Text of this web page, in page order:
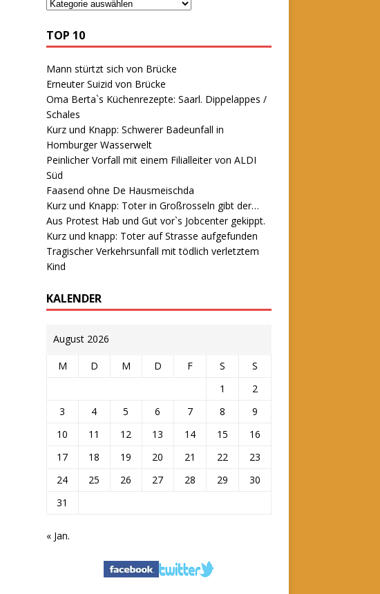
TOP 10
Mann stürtzt sich von Brücke
Erneuter Suizid von Brücke
Oma Berta`s Küchenrezepte: Saarl. Dippelappes /
Schales
Kurz und Knapp: Schwerer Badeunfall in
Homburger Wasserwelt
Peinlicher Vorfall mit einem Filialleiter von ALDI
Süd
Faasend ohne De Hausmeischda
Kurz und Knapp: Toter in Großrosseln gibt der…
Aus Protest Hab und Gut vor`s Jobcenter gekippt.
Kurz und knapp: Toter auf Strasse aufgefunden
Tragischer Verkehrsunfall mit tödlich verletztem
Kind
KALENDER
August 2026
M D M D F S
S
1
2
3
4 5 6 7 8
9
10
11 12 13 14 15
16
17
18 19 20 21 22
23
24
25 26 27 28 29
30
31
« Jan.